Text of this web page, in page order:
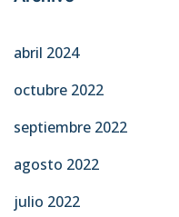
abril 2024
octubre 2022
septiembre 2022
agosto 2022
julio 2022